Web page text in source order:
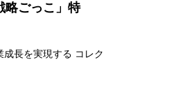
ごっこ」特
長を実現する コレク